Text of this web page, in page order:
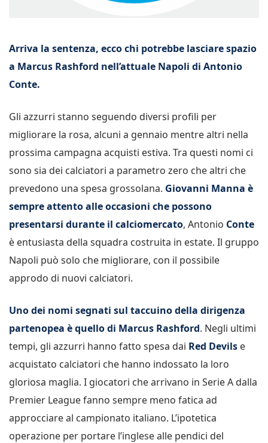
Arriva la sentenza, ecco chi potrebbe lasciare spazio
a Marcus Rashford nell’attuale Napoli di Antonio
Conte.
Gli azzurri stanno seguendo diversi profili per
migliorare la rosa, alcuni a gennaio mentre altri nella
prossima campagna acquisti estiva. Tra questi nomi ci
sono sia dei calciatori a parametro zero che altri che
prevedono una spesa grossolana. Giovanni Manna è
sempre attento alle occasioni che possono
presentarsi durante il calciomercato, Antonio Conte
è entusiasta della squadra costruita in estate. Il gruppo
Napoli può solo che migliorare, con il possibile
approdo di nuovi calciatori.
Uno dei nomi segnati sul taccuino della dirigenza
partenopea è quello di Marcus Rashford. Negli ultimi
tempi, gli azzurri hanno fatto spesa dai Red Devils e
acquistato calciatori che hanno indossato la loro
gloriosa maglia. I giocatori che arrivano in Serie A dalla
Premier League fanno sempre meno fatica ad
approcciare al campionato italiano. L’ipotetica
operazione per portare l’inglese alle pendici del